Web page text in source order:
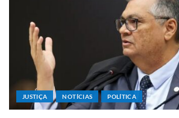
JUSTIÇA NOTÍCIAS POLÍTICA